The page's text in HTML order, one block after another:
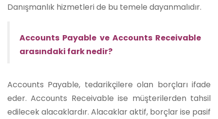
Danışmanlık hizmetleri de bu temele dayanmalıdır.
Accounts Payable ve Accounts Receivable
arasındaki fark nedir?
Accounts Payable, tedarikçilere olan borçları ifade
eder. Accounts Receivable ise müşterilerden tahsil
edilecek alacaklardır. Alacaklar aktif, borçlar ise pasif